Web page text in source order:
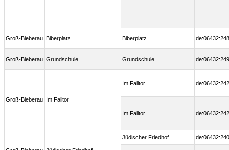
Groß-Bieberau Biberplatz Biberplatz
Groß-Bieberau Grundschule Grundschule
Groß-Bieberau Im Falltor
Im Falltor
Im Falltor
Jüdischer Friedhof